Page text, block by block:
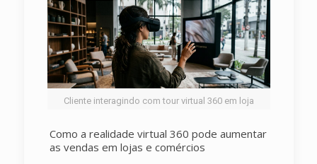
Cliente interagindo com tour virtual 360 em loja
Como a realidade virtual 360 pode aumentar
as vendas em lojas e comércios